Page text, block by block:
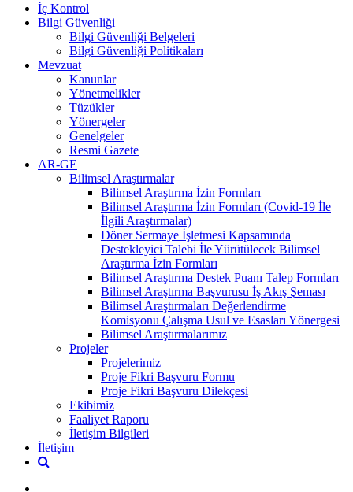
İç Kontrol
Bilgi Güvenliği
Bilgi Güvenliği Belgeleri
Bilgi Güvenliği Politikaları
Mevzuat
Kanunlar
Yönetmelikler
Tüzükler
Yönergeler
Genelgeler
Resmi Gazete
AR-GE
Bilimsel Araştırmalar
Bilimsel Araştırma İzin Formları
Bilimsel Araştırma İzin Formları (Covid-19 İle
İlgili Araştırmalar)
Döner Sermaye İşletmesi Kapsamında
Destekleyici Talebi İle Yürütülecek Bilimsel
Araştırma İzin Formları
Bilimsel Araştırma Destek Puanı Talep Formları
Bilimsel Araştırma Başvurusu İş Akış Şeması
Bilimsel Araştırmaları Değerlendirme
Komisyonu Çalışma Usul ve Esasları Yönergesi
Bilimsel Araştırmalarımız
Projeler
Projelerimiz
Proje Fikri Başvuru Formu
Proje Fikri Başvuru Dilekçesi
Ekibimiz
Faaliyet Raporu
İletişim Bilgileri
İletişim